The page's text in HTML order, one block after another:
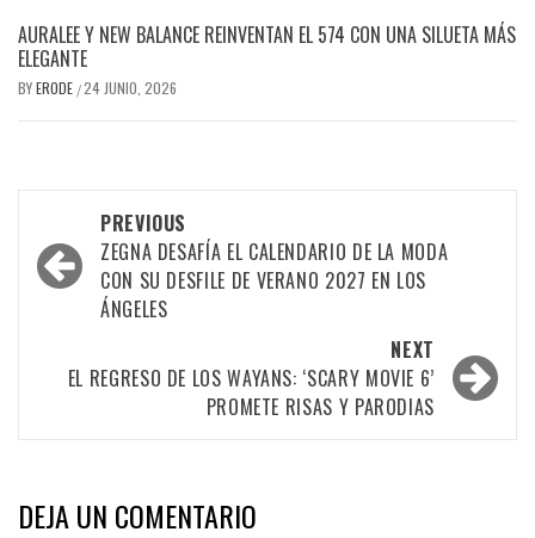
AURALEE Y NEW BALANCE REINVENTAN EL 574 CON UNA SILUETA MÁS
ELEGANTE
BYERODE /24 JUNIO, 2026
PREVIOUS
ZEGNA DESAFÍA EL CALENDARIO DE LA MODA
CON SU DESFILE DE VERANO 2027 EN LOS
ÁNGELES
NEXT
EL REGRESO DE LOS WAYANS: ‘SCARY MOVIE 6’
PROMETE RISAS Y PARODIAS
DEJA UN COMENTARIO